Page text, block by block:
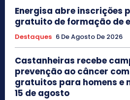
Energisa abre inscrições
gratuito de formação de
Destaques 6 De Agosto De 2026
Castanheiras recebe
prevenção ao câncer
gratuitos para homens e
15 de agosto